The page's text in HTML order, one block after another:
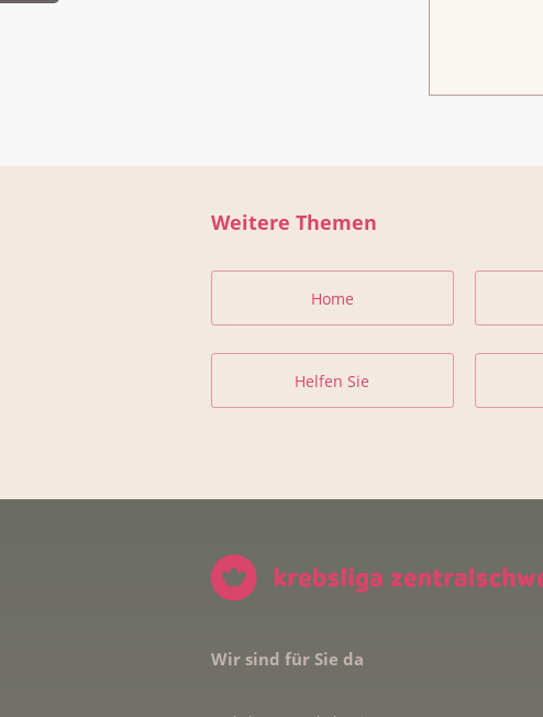
Weitere Themen
Home
Helfen Sie
Wir sind für Sie da